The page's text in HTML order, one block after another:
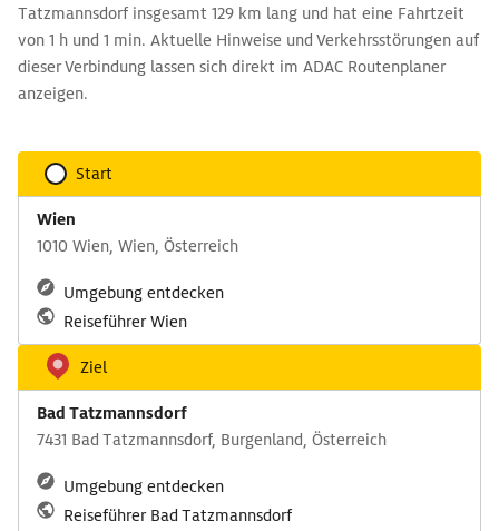
Tatzmannsdorf insgesamt 129 km lang und hat eine Fahrtzeit
von 1 h und 1 min. Aktuelle Hinweise und Verkehrsstörungen auf
dieser Verbindung lassen sich direkt im ADAC Routenplaner
anzeigen.
Start
Wien
1010 Wien, Wien, Österreich
Umgebung entdecken
Reiseführer Wien
Ziel
Bad Tatzmannsdorf
7431 Bad Tatzmannsdorf, Burgenland, Österreich
Umgebung entdecken
Reiseführer Bad Tatzmannsdorf